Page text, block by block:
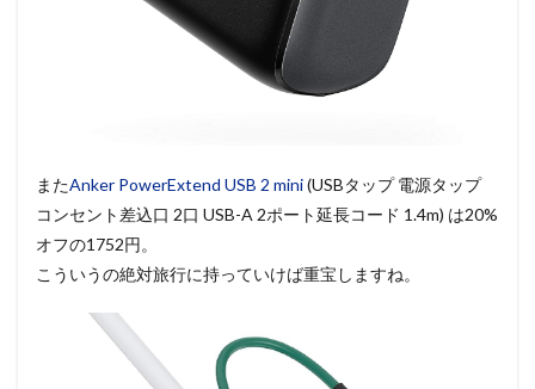
またAnker PowerExtend USB 2 mini(USBタップ 電源タップ
コンセント差込口 2口 USB-A 2ポート延長コード 1.4m) は20%
オフの1752円。
こういうの絶対旅行に持っていけば重宝しますね。